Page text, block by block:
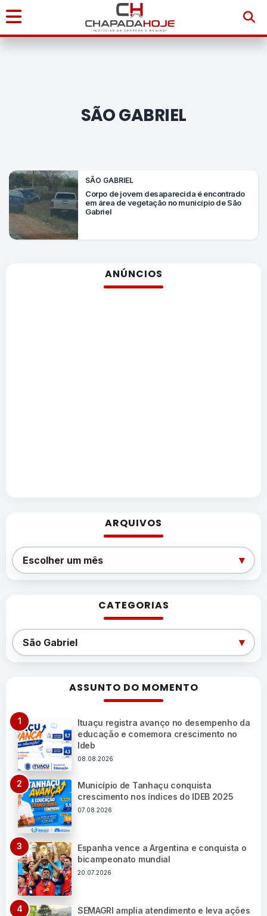
Início
Sudoeste
da
Bahia
Brasil
SÃO GABRIEL
SÃO GABRIEL
Corpo de jovem desaparecida é encontrado
em área de vegetação no município de São
Gabriel
ANÚNCIOS
ARQUIVOS
Arquivos
Escolher um mês ▾
CATEGORIAS
Categorias
São Gabriel ▾
ASSUNTO DO MOMENTO
Ituaçu registra avanço no desempenho da
educação e comemora crescimento no
Ideb
08.08.2026
Município de Tanhaçu conquista
crescimento nos índices do IDEB 2025
07.08.2026
Espanha vence a Argentina e conquista o
bicampeonato mundial
20.07.2026
SEMAGRI amplia atendimento e leva ações